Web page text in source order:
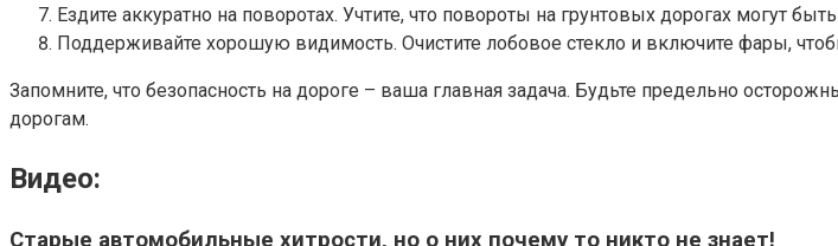
Ездите аккуратно на поворотах. Учтите, что повороты на грунтовых дорогах могут
Поддерживайте хорошую видимость. Очистите лобовое стекло и включите фары,
Запомните, что безопасность на дороге – ваша главная задача. Будьте предельно
дорогам.
Видео:
Старые автомобильные хитрости, но о них почему то никто не знает!